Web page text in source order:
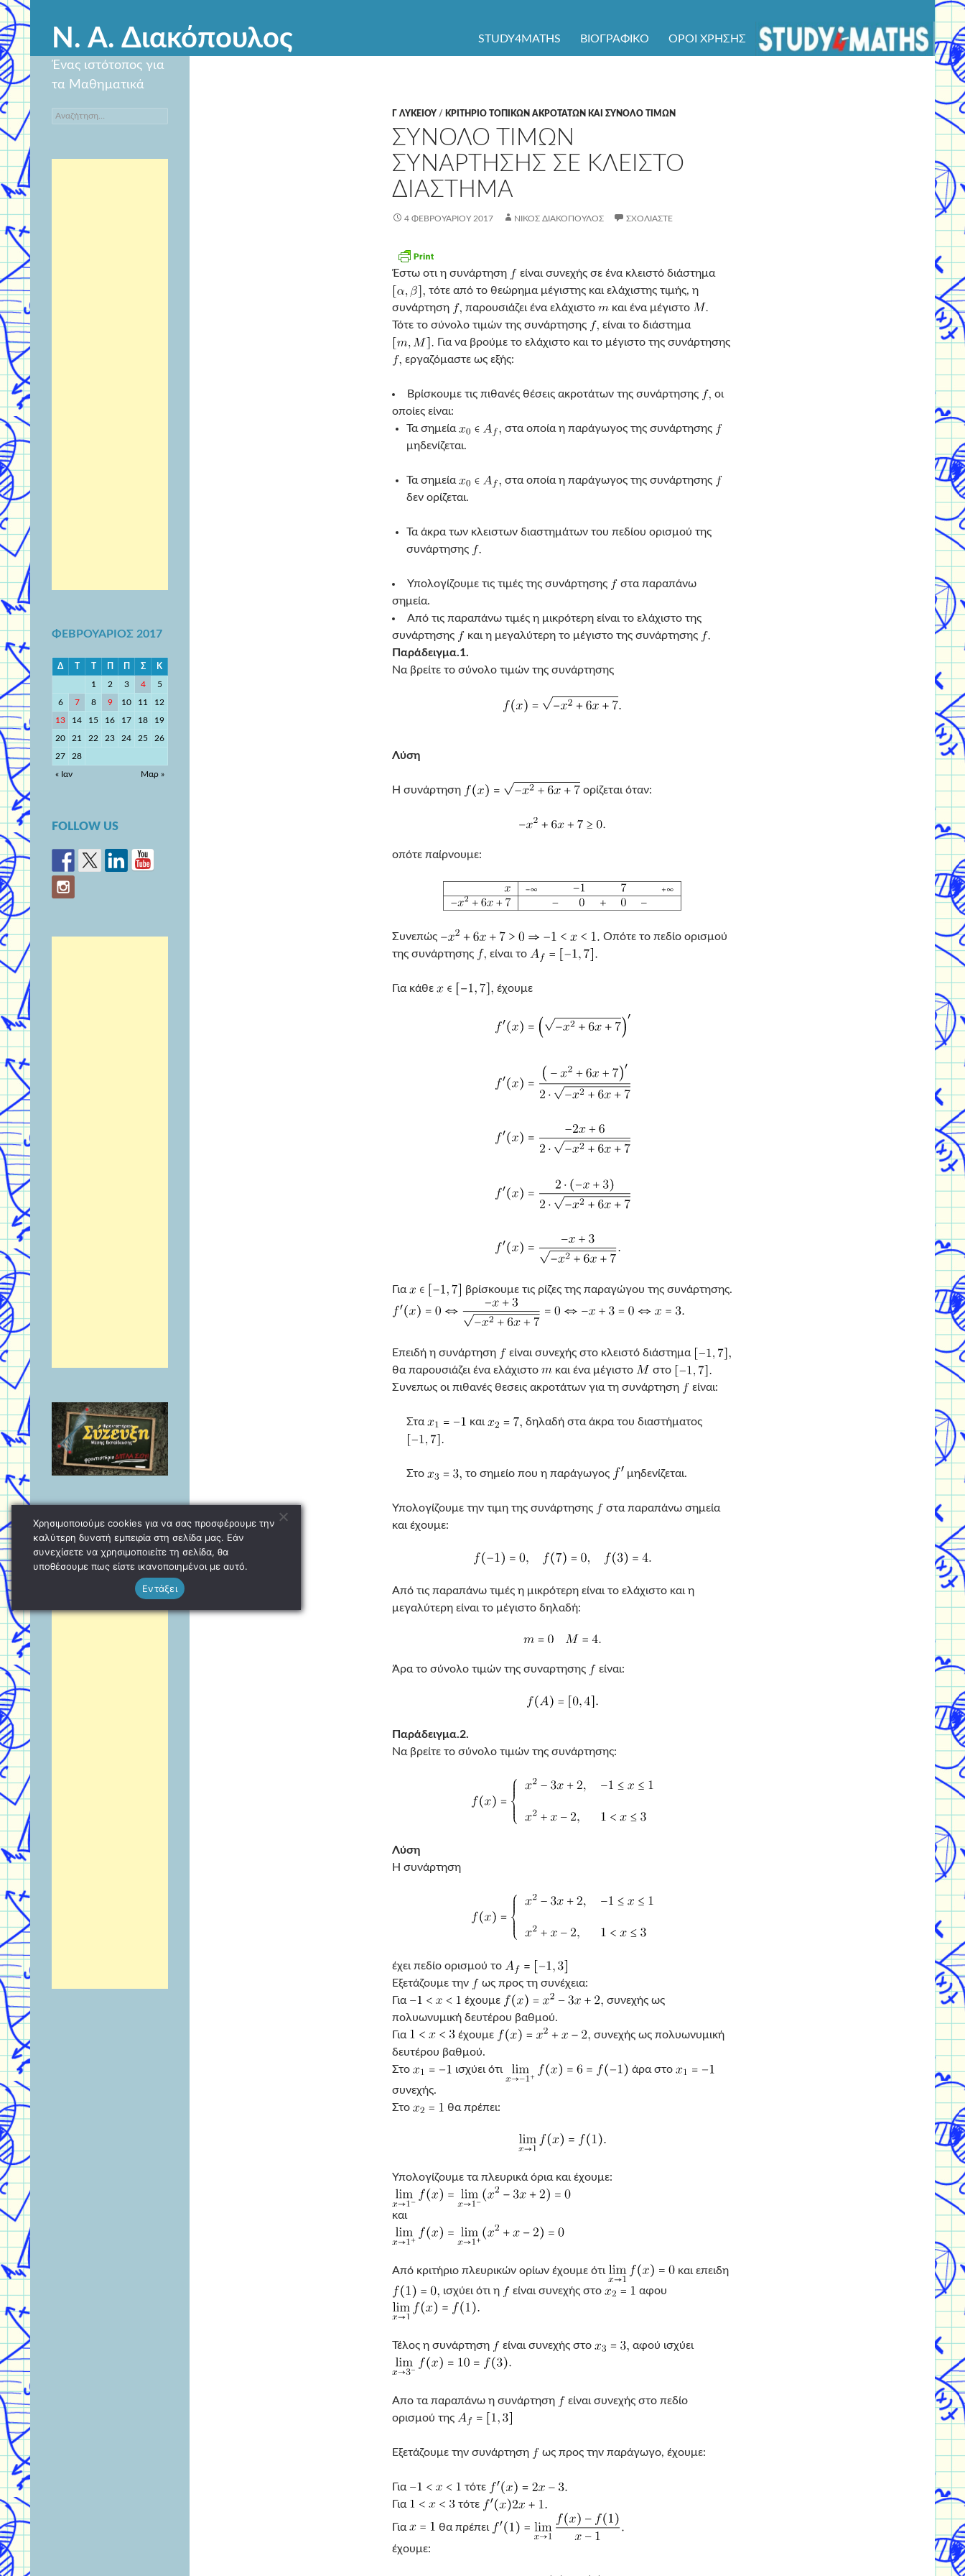
Ν. Α. Διακόπουλος STUDY4MATHS ΒΙΟΓΡΑΦΙΚΌ ΌΡΟΙ ΧΡΉΣΗΣ
Γ ΛΥΚΕΊΟΥ / ΚΡΙΤΗΡΙΟ ΤΟΠΙΚΩΝ ΑΚΡΟΤΑΤΩΝ ΚΑΙ ΣΥΝΟΛΟ ΤΙΜΩΝ
ΣΥΝΟΛΟ ΤΙΜΩΝ
ΣΥΝΑΡΤΗΣΗΣ ΣΕ ΚΛΕΙΣΤΟ
ΔΙΑΣΤΗΜΑ
4 ΦΕΒΡΟΥΑΡΊΟΥ 2017 ΝΊΚΟΣ ΔΙΑΚΌΠΟΥΛΟΣ ΣΧΟΛΙΆΣΤΕ
Έστω οτι η συνάρτηση
είναι συνεχής σε ένα κλειστό διάστημα
τότε από το θεώρημα μέγιστης και ελάχιστης τιμής, η
συνάρτηση
παρουσιάζει ένα ελάχιστο
και ένα μέγιστο
Τότε το σύνολο τιμών της συνάρτησης
είναι το διάστημα
Για να βρούμε το ελάχιστο και το μέγιστο της συνάρτησης
εργαζόμαστε ως εξής:
Βρίσκουμε τις πιθανές θέσεις ακροτάτων της συνάρτησης
οι
οποίες είναι:
Τα σημεία
στα οποία η παράγωγος της συνάρτησης
μηδενίζεται.
Τα σημεία
στα οποία η παράγωγος της συνάρτησης
δεν ορίζεται.
Τα άκρα των κλειστων διαστημάτων του πεδίου ορισμού της
συνάρτησης
Υπολογίζουμε τις τιμές της συνάρτησης
στα παραπάνω
σημεία.
Από τις παραπάνω τιμές η μικρότερη είναι το ελάχιστο της
συνάρτησης
και η μεγαλύτερη το μέγιστο της συνάρτησης
Παράδειγμα.1.
Να βρείτε το σύνολο τιμών της συνάρτησης
Λύση
Η συνάρτηση ορίζεται όταν:
οπότε παίρνουμε:
Συνεπώς
Οπότε το πεδίο ορισμού
της συνάρτησης
είναι το
Για κάθε έχουμε
Για βρίσκουμε τις ρίζες της παραγώγου της συνάρτησης.
Επειδή η συνάρτηση
είναι συνεχής στο κλειστό διάστημα
θα παρουσιάζει ένα ελάχιστο
και ένα μέγιστο
στο
Συνεπως οι πιθανές θεσεις ακροτάτων για τη συνάρτηση
είναι:
Στα και δηλαδή στα άκρα του διαστήματος
Στο το σημείο που η παράγωγος μηδενίζεται.
Υπολογίζουμε την τιμη της συνάρτησης
στα παραπάνω σημεία
και έχουμε:
Από τις παραπάνω τιμές η μικρότερη είναι το ελάχιστο και η
μεγαλύτερη είναι το μέγιστο δηλαδή:
Άρα το σύνολο τιμών της συναρτησης είναι:
Παράδειγμα.2.
Να βρείτε το σύνολο τιμών της συνάρτησης:
Λύση
Η συνάρτηση
έχει πεδίο ορισμού το
Εξετάζουμε την
ως προς τη συνέχεια:
Για
έχουμε
συνεχής ως
πολυωνυμική δευτέρου βαθμού.
Για
έχουμε
συνεχής ως πολυωνυμική
δευτέρου βαθμού.
Στο
ισχύει ότι
άρα στο
συνεχής.
Στο
θα πρέπει:
Υπολογίζουμε τα πλευρικά όρια και έχουμε:
και
Από κριτήριο πλευρικών ορίων έχουμε ότι
και επειδη
ισχύει ότι η
είναι συνεχής στο αφου
Τέλος η συνάρτηση είναι συνεχής στο αφού ισχύει
Απο τα παραπάνω η συνάρτηση
είναι συνεχής στο πεδίο
ορισμού της
Εξετάζουμε την συνάρτηση ως προς την παράγωγο, έχουμε:
Για
τότε
Για
τότε
Για
θα πρέπει
έχουμε:
Ένας ιστότοπος για
τα Μαθηματικά
Αναζήτηση
για:
ΦΕΒΡΟΥΆΡΙΟΣ 2017
Δ Τ Τ Π Π Σ Κ
1 2 3 4 5
6 7 8 9 10 11 12
13 14 15 16 17 18 19
20 21 22 23 24 25 26
27 28
« Ιαν Μαρ »
FOLLOW US
Χρησιμοποιούμε cookies για να σας προσφέρουμε την
καλύτερη δυνατή εμπειρία στη σελίδα μας. Εάν
συνεχίσετε να χρησιμοποιείτε τη σελίδα, θα
υποθέσουμε πως είστε ικανοποιημένοι με αυτό.
Εντάξει